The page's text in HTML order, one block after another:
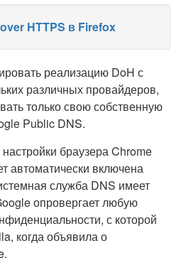
HTTPS в Firefox
реализацию DoH с
различных провайдеров,
только свою собственную
Public DNS.
браузера Chrome
автоматически включена
служба DNS имеет
опровергает любую
с которой
когда объявила о